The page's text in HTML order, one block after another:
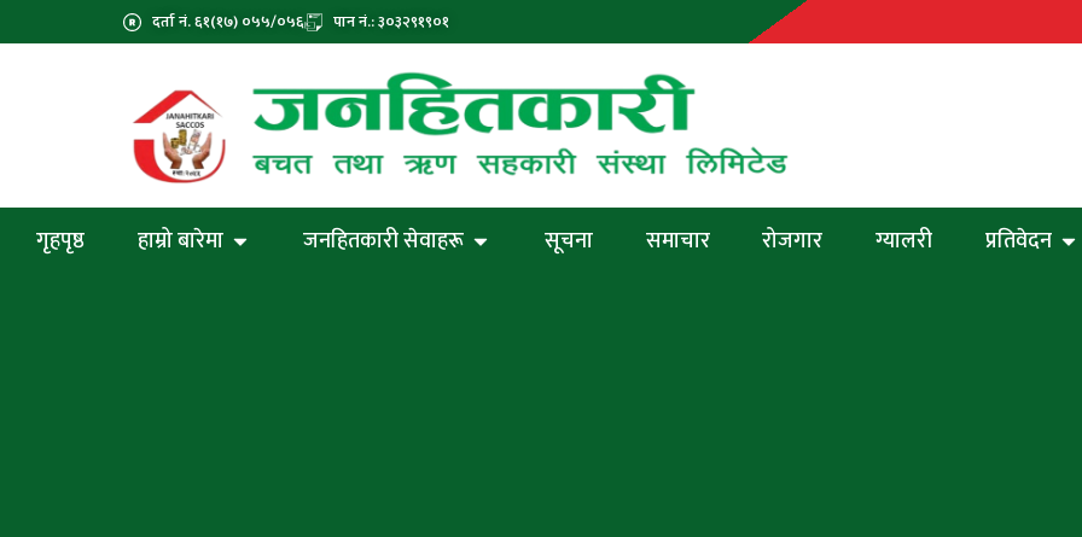
दर्ता नं. ६१(१७) ०५५/०५६ पान नं.: ३०३२९१९०१
गृहपृष्ठ हाम्रो बारेमा जनहितकारी सेवाहरू सूचना समाचार रोजगार ग्यालरी प्रतिवेदन